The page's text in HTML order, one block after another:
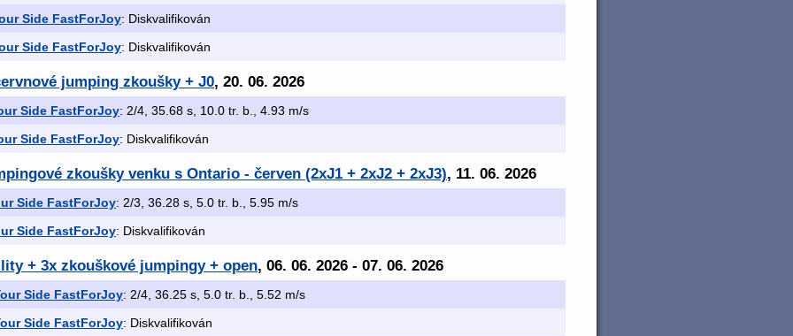
Side FastForJoy: Diskvalifikován
Side FastForJoy: Diskvalifikován
jumping zkoušky + J0, 20. 06. 2026
Side FastForJoy: 2/4, 35.68 s, 10.0 tr. b., 4.93 m/s
Side FastForJoy: Diskvalifikován
zkoušky venku s Ontario - červen (2xJ1 + 2xJ2 + 2xJ3), 11. 06. 2026
Side FastForJoy: 2/3, 36.28 s, 5.0 tr. b., 5.95 m/s
Side FastForJoy: Diskvalifikován
+ 3x zkouškové jumpingy + open, 06. 06. 2026 - 07. 06. 2026
Side FastForJoy: 2/4, 36.25 s, 5.0 tr. b., 5.52 m/s
Side FastForJoy: Diskvalifikován